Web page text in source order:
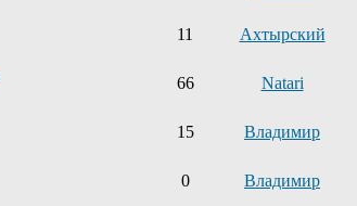
11 Ахтырский
66 Natari
15 Владимир
0 Владимир